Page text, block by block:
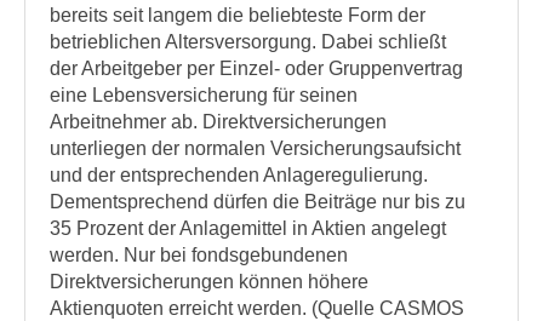
bereits seit langem die beliebteste Form der
betrieblichen Altersversorgung. Dabei schließt
der Arbeitgeber per Einzel- oder Gruppenvertrag
eine Lebensversicherung für seinen
Arbeitnehmer ab. Direktversicherungen
unterliegen der normalen Versicherungsaufsicht
und der entsprechenden Anlageregulierung.
Dementsprechend dürfen die Beiträge nur bis zu
35 Prozent der Anlagemittel in Aktien angelegt
werden. Nur bei fondsgebundenen
Direktversicherungen können höhere
Aktienquoten erreicht werden. (Quelle CASMOS